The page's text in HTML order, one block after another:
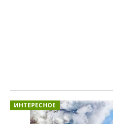
ИНТЕРЕСНОЕ